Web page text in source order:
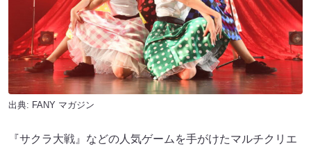
出典: FANY マガジン
『サクラ大戦』などの人気ゲームを手がけたマルチクリエ